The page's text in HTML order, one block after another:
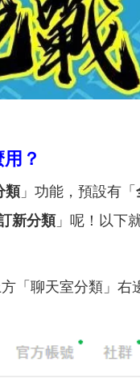
？
類 」功能，預設有「
新分類 」呢！以下
聊天室分類」右